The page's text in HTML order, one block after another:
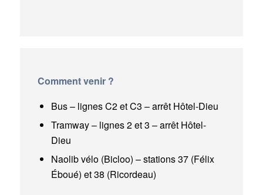
Comment venir ?
Bus – lignes C2 et C3 – arrêt Hôtel-Dieu
Tramway – lignes 2 et 3 – arrêt Hôtel-
Dieu
Naolib vélo (Bicloo) – stations 37 (Félix
Éboué) et 38 (Ricordeau)